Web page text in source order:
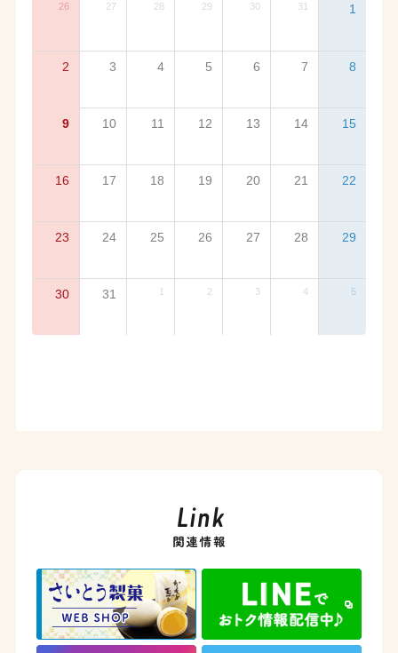
26 27 28 29 30 31 1
2 3 4 5 6 7 8
9 10 11 12 13 14 15
16 17 18 19 20 21 22
23 24 25 26 27 28 29
30 31 1 2 3 4 5